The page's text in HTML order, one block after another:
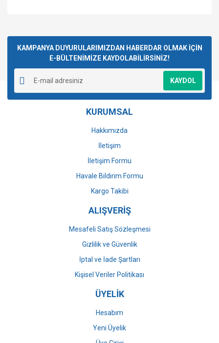
Yorum Yaz
kullanarak tarafımıza iletebilirsiniz.
Görüş ve önerileriniz için teşekkür ederiz.
Ürün resmi kalitesiz, bozuk veya görüntülenemiyor.
Ürün açıklamasında eksik bilgiler bulunuyor.
Ürün bilgilerinde hatalar bulunuyor.
Ürün fiyatı diğer sitelerden daha pahalı.
Gönder
KAMPANYA DUYURULARIMIZDAN HABERDAR OLMAK İÇİN
E-BÜLTENİMİZE KAYDOLABİLİRSİNİZ!
KAYDOL
KURUMSAL
Hakkımızda
İletişim
İletişim Formu
Havale Bildirim Formu
Kargo Takibi
ALIŞVERİŞ
Mesafeli Satış Sözleşmesi
Gizlilik ve Güvenlik
İptal ve İade Şartları
Kişisel Veriler Politikası
ÜYELİK
Hesabım
Yeni Üyelik